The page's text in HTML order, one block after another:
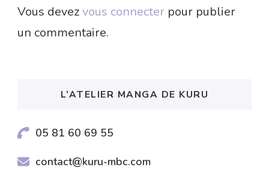
Vous devezvous connecter pour publier
un commentaire.
L’ATELIER MANGA DE KURU
05 81 60 69 55
contact@kuru-mbc.com